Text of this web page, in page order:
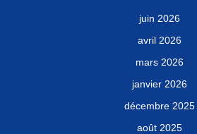
juin 2026
avril 2026
mars 2026
janvier 2026
décembre 2025
août 2025